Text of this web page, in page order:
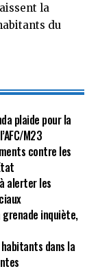
la
du
plaide pour la
M23
contre les
alerter les
inquiète,
dans la